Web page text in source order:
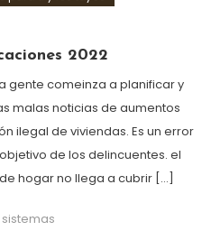
2022
gente comeinza a planificar y
malas noticias de aumentos
ilegal de viviendas. Es un error
de los delincuentes. el
hogar no llega a cubrir […]
sistemas